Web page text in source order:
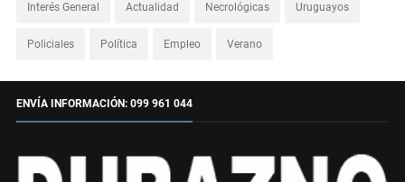
Interés General Actualidad Necrológicas Uruguayos
Policiales Política Empleo Verano
ENVÍA INFORMACIÓN: 099 961 044